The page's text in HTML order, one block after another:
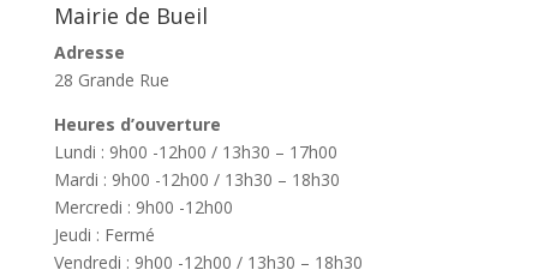
Mairie de Bueil
Adresse
28 Grande Rue
Heures d’ouverture
Lundi : 9h00 -12h00 / 13h30 – 17h00
Mardi : 9h00 -12h00 / 13h30 – 18h30
Mercredi : 9h00 -12h00
Jeudi : Fermé
Vendredi : 9h00 -12h00 / 13h30 – 18h30